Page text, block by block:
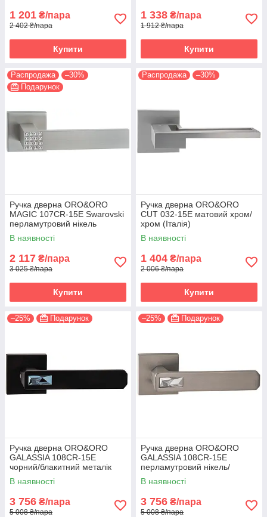
1 201 ₴/пара
2 402 ₴/пара
Купити
1 338 ₴/пара
1 912 ₴/пара
Купити
Распродажа
–30%
Подарунок
Ручка дверна ORO&ORO
MAGIC 107СR-15E Swarovski
перламутровий нікель
(Італія)
В наявності
2 117 ₴/пара
3 025 ₴/пара
Купити
Распродажа –30%
Ручка дверна ORO&ORO
CUT 032-15E матовий хром/
хром (Італія)
В наявності
1 404 ₴/пара
2 006 ₴/пара
Купити
–25% Подарунок
Ручка дверна ORO&ORO
GALASSIA 108СR-15E
чорний/блакитний металік
(Італія)
В наявності
3 756 ₴/пара
5 008 ₴/пара
–25% Подарунок
Ручка дверна ORO&ORO
GALASSIA 108СR-15E
перламутровий нікель/
світлий хром (Італія)
В наявності
3 756 ₴/пара
5 008 ₴/пара